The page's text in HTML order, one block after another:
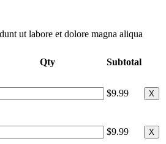
ut labore et dolore magna aliqua
Qty Subtotal
$9.99 X
$9.99 X